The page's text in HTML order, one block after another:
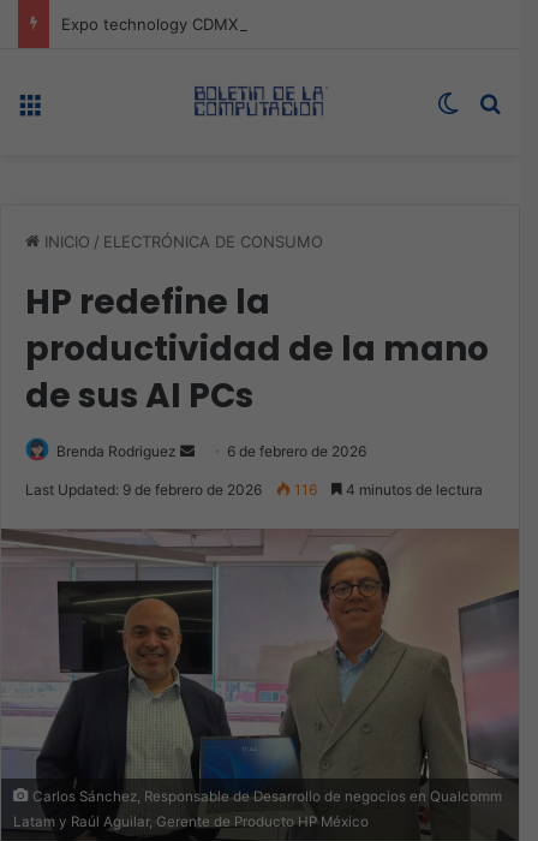
Switch
INICIO / ELECTRÓNICA DE CONSUMO
HP redefine la
productividad de la mano
de sus AI PCs
Brenda Rodriguez
Send 6 de febrero de 2026
Last Updated: 9 de febrero de 2026 116 4 minutos de lectura
Carlos Sánchez, Responsable de Desarrollo de negocios en Qualcomm
Latam y Raúl Aguilar, Gerente de Producto HP México